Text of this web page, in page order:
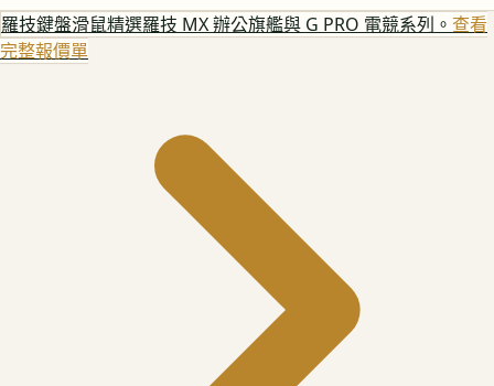
羅技鍵盤滑鼠精選羅技 MX 辦公旗艦與 G PRO 電競系列。 查看
完整報價單